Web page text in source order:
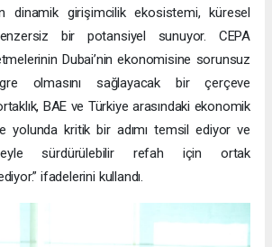
dinamik girişimcilik ekosistemi, küresel
bir potansiyel sunuyor. CEPA
Dubai’nin ekonomisine sorunsuz
olmasını sağlayacak bir çerçeve
BAE ve Türkiye arasındaki ekonomik
yolunda kritik bir adımı temsil ediyor ve
sürdürülebilir refah için ortak
ifadelerini kullandı.